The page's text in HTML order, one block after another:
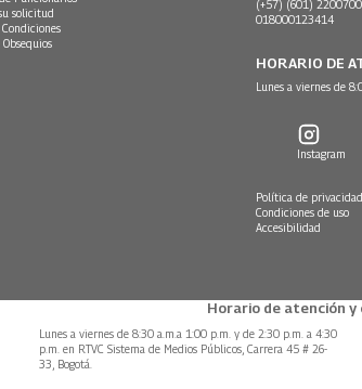
solicitud
(+57) (601)
018000123414
HORARIO DE
Lunes a viernes de
Instagram
Política de
Condiciones de uso
Accesibilidad
Horario de atención
Lunes a viernes de 8:30 a.m.a 1:00 p.m. y de 2:30 p.m. a 4:30
p.m. en RTVC Sistema de Medios Públicos, Carrera 45 # 26-
33, Bogotá.